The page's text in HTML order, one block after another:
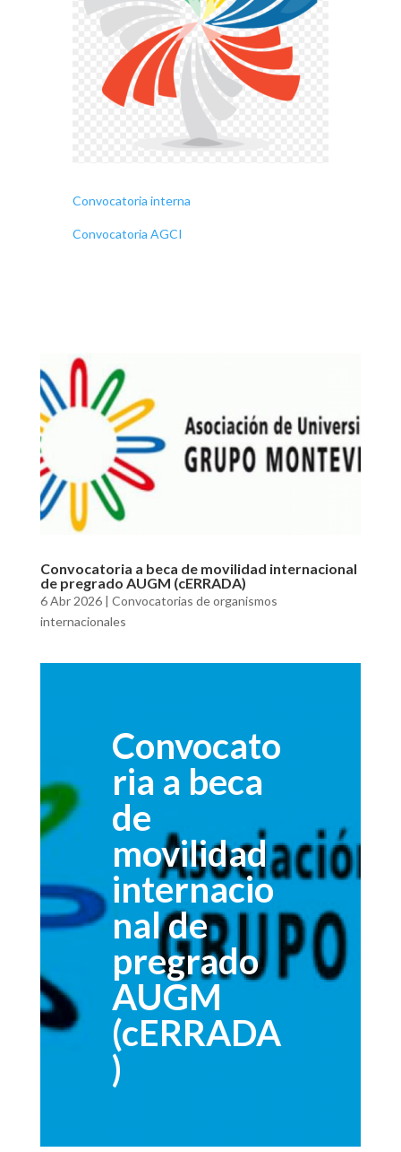
Convocatoria interna
Convocatoria AGCI
Convocatoria a beca de movilidad internacional
de pregrado AUGM (cERRADA)
6 Abr 2026| Convocatorias de organismos
internacionales
Convocato
ria a beca
de
movilidad
internacio
nal de
pregrado
AUGM
(cERRADA
)